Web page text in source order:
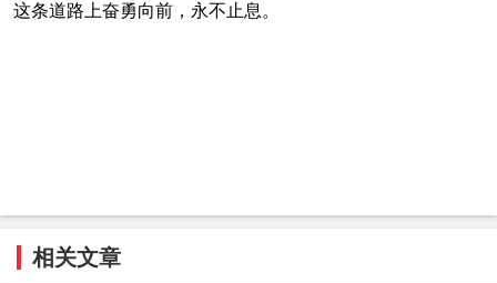
这条道路上奋勇向前，永不止息。
相关文章